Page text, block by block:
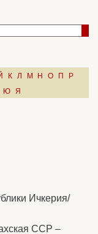
К Л М Н О П
Р
Ю Я
Ичкерия/
ССР –